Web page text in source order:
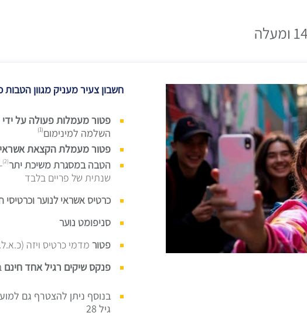
חשבון צעיר מעניק מגוון הטבות
פטור מעמלות פעולה על
השלמה למינימום(1)
פטור מעמלת הקצאת אשראי
הטבה במסגרת משיכת יתר(2)
שנתית של פריים בלבד
כרטיס אשראי לנוער וכרטיסי
סניפומט נוער
פטור מדמי כרטיס ויזה
פנקס שיקים רגיל אחד חינם
בנוסף ניתן להצטרף גם
גיל 28